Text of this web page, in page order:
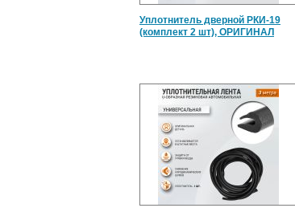
Уплотнитель дверной РКИ-19
(комплект 2 шт), ОРИГИНАЛ